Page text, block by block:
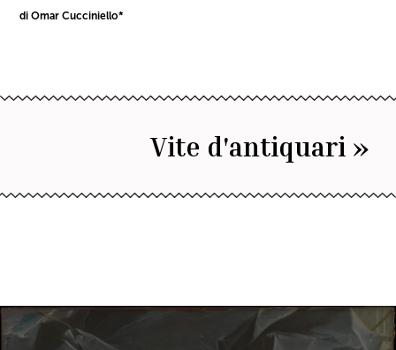
di Omar Cucciniello*
Vite d'antiquari »